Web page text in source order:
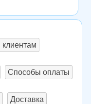
Способы оплаты
Доставка